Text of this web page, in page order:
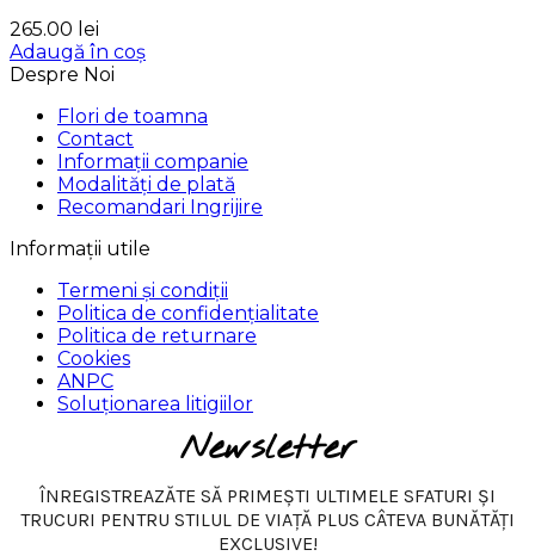
265.00 lei
Adaugă în coș
Despre Noi
Flori de toamna
Contact
Informații companie
Modalități de plată
Recomandari Ingrijire
Informații utile
Termeni și condiții
Politica de confidențialitate
Politica de returnare
Cookies
ANPC
Soluționarea litigiilor
Newsletter
ÎNREGISTREAZĂTE SĂ PRIMEȘTI ULTIMELE SFATURI ȘI
TRUCURI PENTRU STILUL DE VIAȚĂ PLUS CÂTEVA BUNĂTĂȚI
EXCLUSIVE!